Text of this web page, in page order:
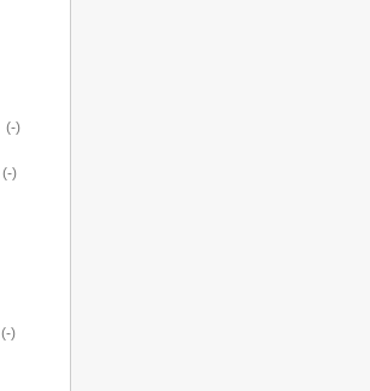
(-)
(-)
(-)